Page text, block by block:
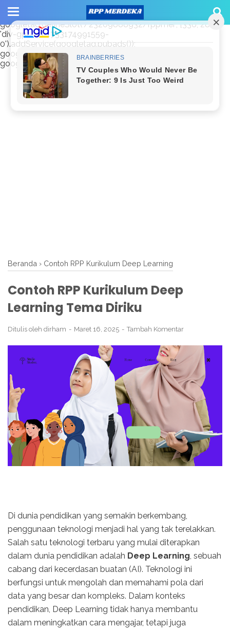
window.googletag = window.googletag || {cmd: []};
googletag.cmd.push(function() {
googletag.defineSlot('/23209888932/rppmer', [336, 280],
'div-gpt-ad-1733174991559-
0').addService(googletag.pubads());
googletag.pubads().enableSingleRequest();
googletag.enableServices(); });
Beranda › Contoh RPP Kurikulum Deep Learning
Contoh RPP Kurikulum Deep
Learning Tema Diriku
Ditulis oleh dirham Maret 16, 2025 Tambah Komentar
Di dunia pendidikan yang semakin berkembang,
penggunaan teknologi menjadi hal yang tak terelakkan.
Salah satu teknologi terbaru yang mulai diterapkan
dalam dunia pendidikan adalah Deep Learning, sebuah
cabang dari kecerdasan buatan (AI). Teknologi ini
berfungsi untuk mengolah dan memahami pola dari
data yang besar dan kompleks. Dalam konteks
pendidikan, Deep Learning tidak hanya membantu
dalam meningkatkan cara mengajar, tetapi juga